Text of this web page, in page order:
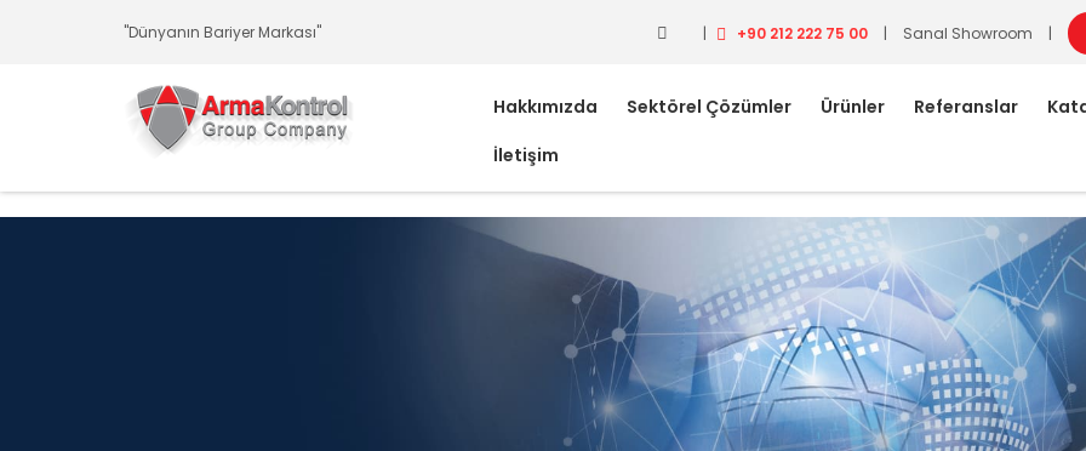
"Dünyanın Bariyer Markası" | +90 212 222 75 00 | Sanal Showroom |
Hakkımızda Sektörel Çözümler Ürünler Referanslar
İletişim